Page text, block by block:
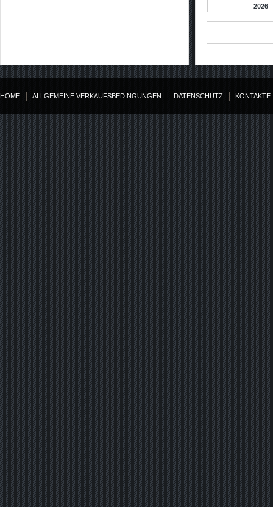
2026
HOME ALLGEMEINE VERKAUFSBEDINGUNGEN DATENSCHUTZ KONTAKTE